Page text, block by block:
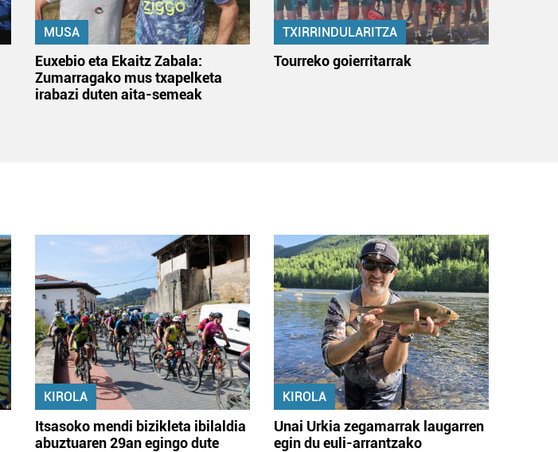
MUSA
Euxebio eta Ekaitz Zabala:
Zumarragako mus txapelketa
irabazi duten aita-semeak
TXIRRINDULARITZA
Tourreko goierritarrak
KIROLA
Itsasoko mendi bizikleta ibilaldia
abuztuaren 29an egingo dute
KIROLA
Unai Urkia zegamarrak laugarren
egin du euli-arrantzako